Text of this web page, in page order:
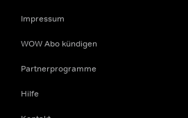
Impressum
WOW Abo kündigen
Partnerprogramme
Hilfe